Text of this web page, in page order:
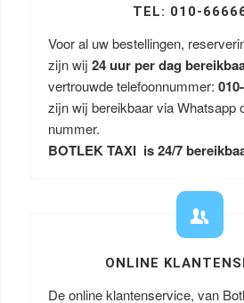
TEL: 010-
Voor al uw bestellingen,
zijn wij 24 uur per dag
vertrouwde telefoonnummer:
zijn wij bereikbaar via Whatsapp
nummer.
BOTLEK TAXI is 24/7
ONLINE
De online klantenservice, van